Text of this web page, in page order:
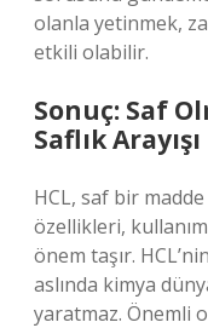
olanla yetinmek,
etkili olabilir.
Sonuç: Saf
Saflık Arayışı
HCL, saf bir
özellikleri,
önem taşır.
aslında kimya
yaratmaz. Önemli